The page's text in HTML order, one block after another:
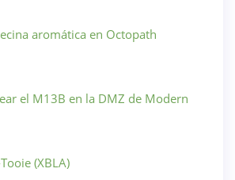
aromática en Octopath
el M13B en la DMZ de Modern
(XBLA)